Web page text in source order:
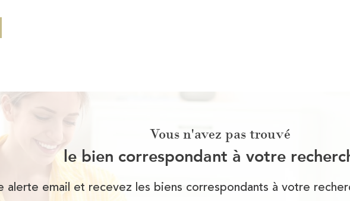
Vous n'avez pas trouvé
le bien correspondant à votre
alerte email et recevez les biens correspondants à votre